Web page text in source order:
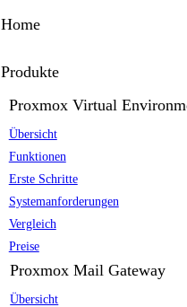
Home
Produkte
Proxmox Virtual
Übersicht
Funktionen
Erste Schritte
Systemanforderungen
Vergleich
Preise
Proxmox Mail Gateway
Übersicht